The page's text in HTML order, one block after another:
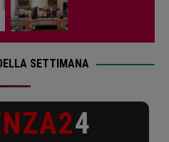
SETTIMANA
4